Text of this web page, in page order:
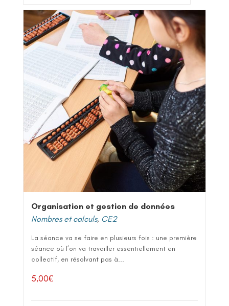
Organisation et gestion de données
Nombres et calculs, CE2
La séance va se faire en plusieurs fois : une première
séance où l’on va travailler essentiellement en
collectif, en résolvant pas à...
5,00€